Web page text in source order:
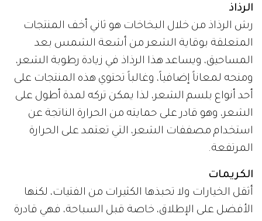
الرذاذ
رش الرذاذ من خلال البخاخات هو ثاني أخف المنتجات
المتعلقة بوقاية الشعر من أشعة الشمس بعد
المساحيق، ويساعد هذا الرذاذ في زيادة رطوبة الشعر،
ومنحه لمعاناً إضافياً، وغالباً تحتوي هذه المنتجات على
أحد أنواع بلسم الشعر، لذا يمكن تركه لمدة أطول على
الشعر، وهو قادر على حمايته من الحرارة الناتجة عن
استخدام مصففات الشعر، التي تعتمد على الحرارة
المرتفعة.
الكريمات
أثقل الخيارات ولا تحبذها الكثيرات من الفتيات، لكنها
الأفضل على الإطلاق، خاصة قبل السباحة، فهي قادرة